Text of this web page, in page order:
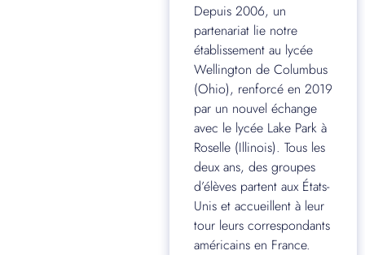
Depuis 2006, un
partenariat lie notre
établissement au lycée
Wellington de Columbus
(Ohio), renforcé en 2019
par un nouvel échange
avec le lycée Lake Park à
Roselle (Illinois). Tous les
deux ans, des groupes
d’élèves partent aux États-
Unis et accueillent à leur
tour leurs correspondants
américains en France.